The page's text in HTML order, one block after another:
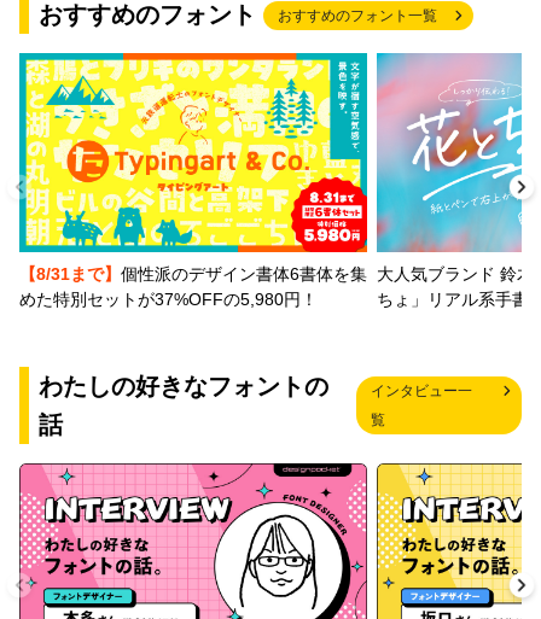
おすすめのフォント おすすめのフォント一覧
【8/31まで】 個性派のデザイン書体6書体を集
めた特別セットが37%OFFの5,980円！
大人気ブランド 鈴木
ちょ」リアル系手書
わたしの好きなフォントの
話
インタビュー一
覧